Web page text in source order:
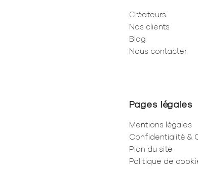
Créateurs
Nos clients
Blog
Nous contacter
Pages légales
Mentions légales
Confidentialité &
Plan du site
Politique de